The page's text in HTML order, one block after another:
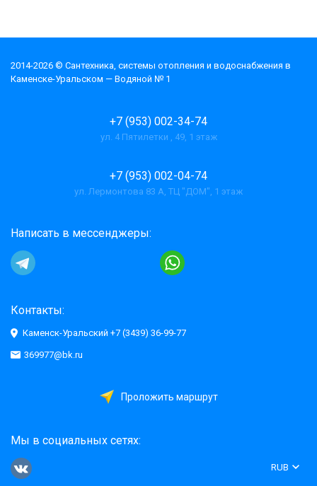
2014-2026 © Cантехника, системы отопления и водоснабжения в
Каменске-Уральском — Водяной № 1
+7 (953) 002-34-74
ул. 4 Пятилетки , 49, 1 этаж
+7 (953) 002-04-74
ул. Лермонтова 83 А, ТЦ "ДОМ", 1 этаж
Написать в мессенджеры:
Контакты:
Каменск-Уральский +7 (3439) 36-99-77
369977@bk.ru
Проложить маршрут
Мы в социальных сетях:
RUB